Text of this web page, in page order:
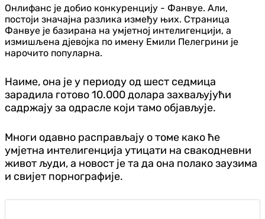
Онлифанс је добио конкуренцију - Фанвуе. Али,
постоји значајна разлика између њих. Страница
Фанвуе је базирана на умјетној интелигенцији, а
измишљена д‌јевојка по имену Емили Пелегрини је
нарочито популарна.
Наиме, она је у периоду од шест седмица
зарадила готово 10.000 долара захваљујући
садржају за одрасле који тамо објављује.
Многи одавно расправљају о томе како ће
умјетна интелигенција утицати на свакодневни
живот људи, а новост је та да она полако заузима
и свијет порнографије.